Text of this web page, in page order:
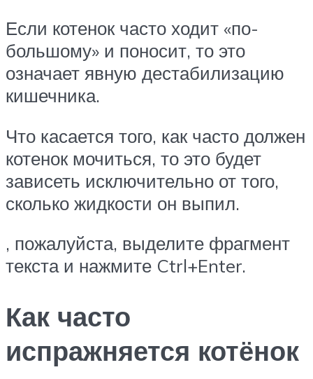
Если котенок часто ходит «по-
большому» и поносит, то это
означает явную дестабилизацию
кишечника.
Что касается того, как часто должен
котенок мочиться, то это будет
зависеть исключительно от того,
сколько жидкости он выпил.
, пожалуйста, выделите фрагмент
текста и нажмите Ctrl+Enter.
Как часто
испражняется котёнок